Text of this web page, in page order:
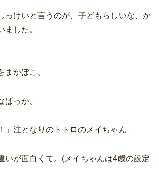
っけいと言うのが、子どもらしいな、か
ました。
まかぼこ、
ぱっか、
」注となりのトトロのメイちゃん
いが面白くて。(メイちゃんは4歳の設定